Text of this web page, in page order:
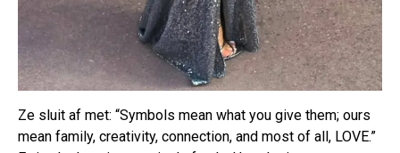
Ze sluit af met: “Symbols mean what you give them; ours
mean family, creativity, connection, and most of all, LOVE.”